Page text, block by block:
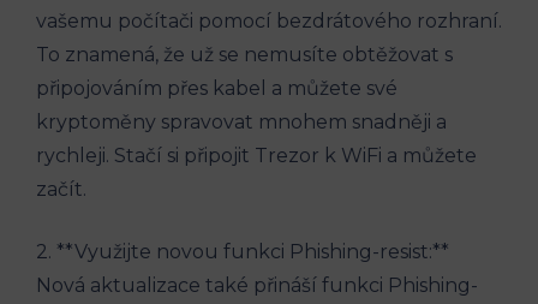
vašemu počítači pomocí bezdrátového rozhraní.
To znamená, že už se nemusíte obtěžovat s
připojováním přes kabel a můžete své
kryptoměny spravovat mnohem snadněji a
rychleji. Stačí si připojit Trezor k WiFi a můžete
začít.
2. **Využijte novou funkci Phishing-resist:**
Nová aktualizace také přináší funkci Phishing-